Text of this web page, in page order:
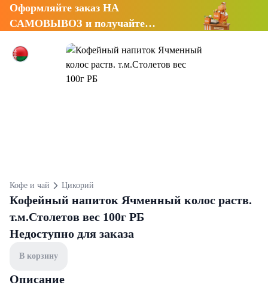
Оформляйте заказ НА
САМОВЫВОЗ и получайте
Кофе и чай Цикорий
Кофейный напиток Ячменный колос раств.
т.м.Столетов вес 100г РБ
Недоступно для заказа
В корзину
Описание